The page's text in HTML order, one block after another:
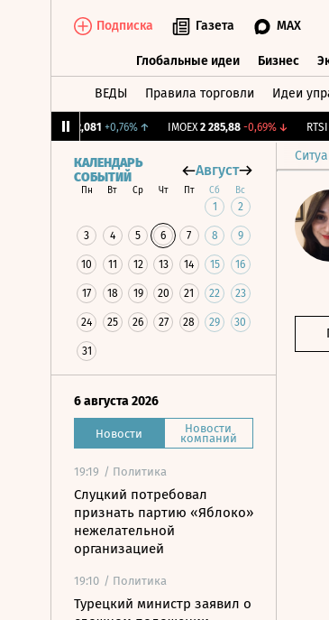
Подписка Газета MAX
Глобальные идеи Бизнес
ВЕДЫ Правила торговли Идеи
12,081 +0,76%↑ IMOEX 2 285,88 -0,69%↓ RTSI
КАЛЕНДАРЬ
СОБЫТИЙ
Август
Пн Вт Ср Чт Пт Сб Вс
1 2
3 4 5 6 7 8 9
10 11 12 13 14 15 16
17 18 19 20 21 22 23
24 25 26 27 28 29 30
31
6 августа 2026
Новости Новости
компаний
19:19 / Политика
Слуцкий потребовал
признать партию «Яблоко»
нежелательной
организацией
19:10 / Политика
Турецкий министр заявил о